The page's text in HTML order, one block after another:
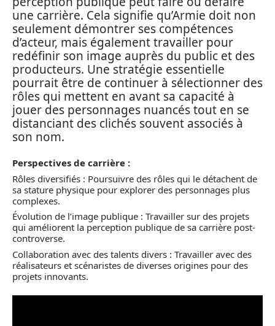
une carrière. Cela signifie qu’Armie doit non
seulement démontrer ses compétences
d’acteur, mais également travailler pour
redéfinir son image auprès du public et des
producteurs. Une stratégie essentielle
pourrait être de continuer à sélectionner des
rôles qui mettent en avant sa capacité à
jouer des personnages nuancés tout en se
distanciant des clichés souvent associés à
son nom.
Perspectives de carrière :
Rôles diversifiés : Poursuivre des rôles qui le détachent de
sa stature physique pour explorer des personnages plus
complexes.
Évolution de l’image publique : Travailler sur des projets
qui améliorent la perception publique de sa carrière post-
controverse.
Collaboration avec des talents divers : Travailler avec des
réalisateurs et scénaristes de diverses origines pour des
projets innovants.